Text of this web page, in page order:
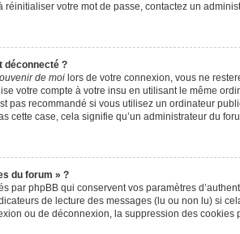
réinitialiser votre mot de passe, contactez un
déconnecté ?
de moi lors de votre connexion, vous ne
votre compte à votre insu en utilisant le même
pas recommandé si vous utilisez un ordinateur
cette case, cela signifie qu’un administrateur du
du forum » ?
par phpBB qui conservent vos paramètres
de lecture des messages (lu ou non lu) si
ou de déconnexion, la suppression des cookies